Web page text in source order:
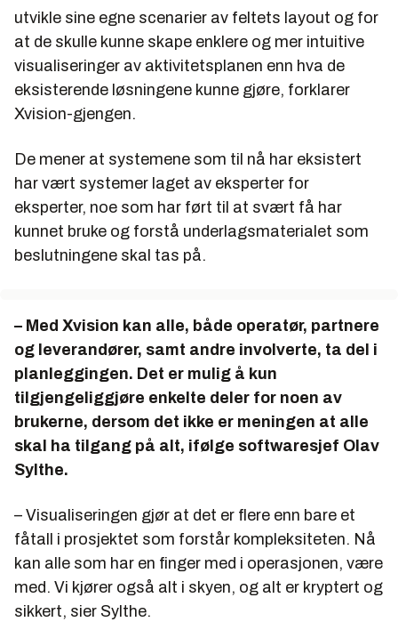
utvikle sine egne scenarier av feltets layout og for
at de skulle kunne skape enklere og mer intuitive
visualiseringer av aktivitetsplanen enn hva de
eksisterende løsningene kunne gjøre, forklarer
Xvision-gjengen.
De mener at systemene som til nå har eksistert
har vært systemer laget av eksperter for
eksperter, noe som har ført til at svært få har
kunnet bruke og forstå underlagsmaterialet som
beslutningene skal tas på.
– Med Xvision kan alle, både operatør, partnere
og leverandører, samt andre involverte, ta del i
planleggingen. Det er mulig å kun
tilgjengeliggjøre enkelte deler for noen av
brukerne, dersom det ikke er meningen at alle
skal ha tilgang på alt, ifølge softwaresjef Olav
Sylthe.
– Visualiseringen gjør at det er flere enn bare et
fåtall i prosjektet som forstår kompleksiteten. Nå
kan alle som har en finger med i operasjonen, være
med. Vi kjører også alt i skyen, og alt er kryptert og
sikkert, sier Sylthe.